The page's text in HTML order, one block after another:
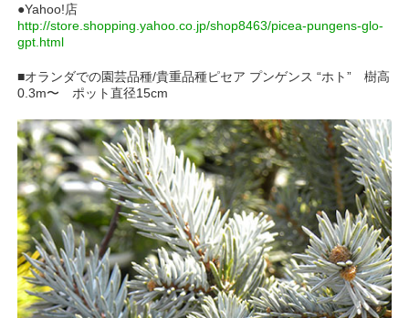
●Yahoo!店
http://store.shopping.yahoo.co.jp/shop8463/picea-pungens-glo-
gpt.html
■オランダでの園芸品種/貴重品種ピセア プンゲンス “ホト” 樹高
0.3m〜 ポット直径15cm